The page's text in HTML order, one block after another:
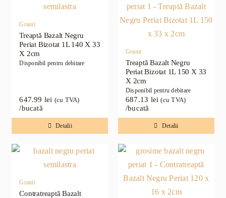
Granit
Treaptă Bazalt Negru
Periat Bizotat 1L 140 X 33
X 2cm
Disponibil pentru debitare
647.99 lei (cu TVA)
/bucată
Detalii
Granit
Treaptă Bazalt Negru
Periat Bizotat 1L 150 X 33
X 2cm
Disponibil pentru debitare
687.13 lei (cu TVA)
/bucată
Detalii
Granit
Contratreaptă Bazalt